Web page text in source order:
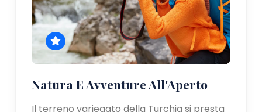
Natura E Avventure All'Aperto
Il terreno variegato della Turchia si presta